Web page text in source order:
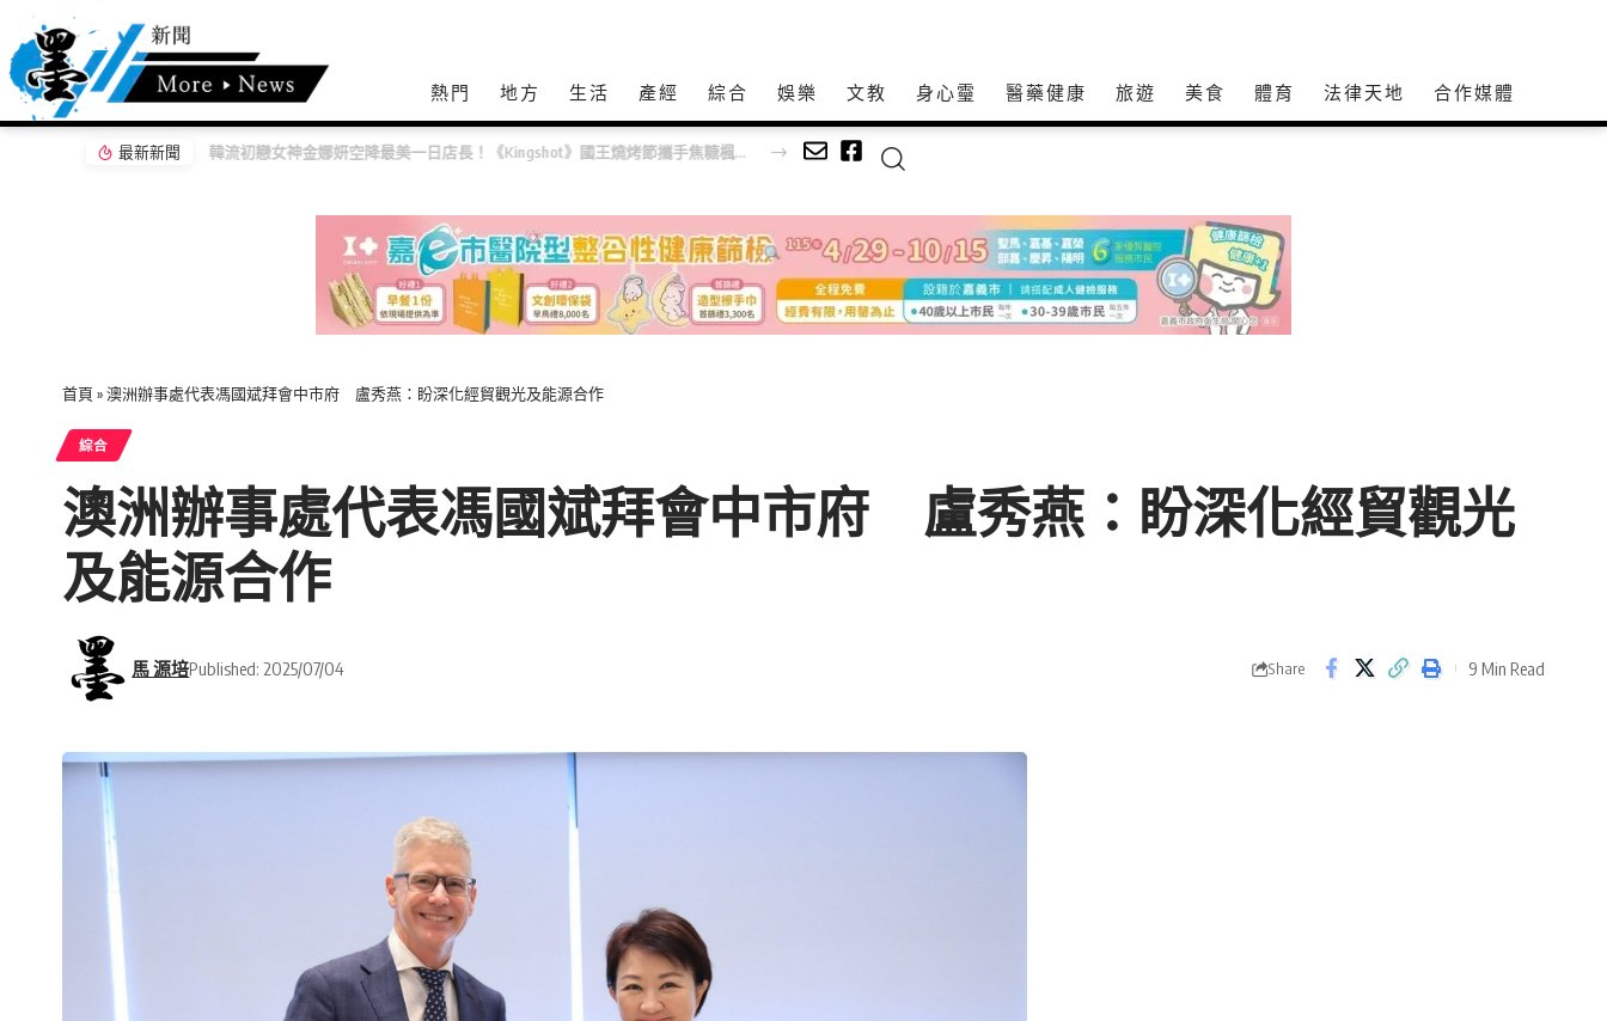
熱門 地方 生活 產經 綜合 娛樂 文教 身心𩆜 醫藥健康 旅遊 美食 體育 法律天地 合作媒體
最新新聞 韓流初戀女神金娜妍空降最美一日店長！《Kingshot》國王燒烤節攜手焦糖楓串燒、柒息地居酒屋端出國王級美味狂潮
首頁 »澳洲辦事處代表馮國斌拜會中市府 盧秀燕：盼深化經貿觀光及能源合作
綜合
澳洲辦事處代表馮國斌拜會中市府 盧秀燕：盼深化經貿觀光
及能源合作
馬 源培Published: 2025/07/04 Share 9 Min Read